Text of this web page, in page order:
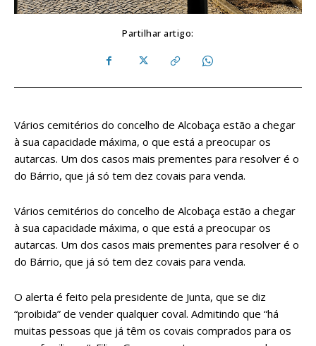
Partilhar artigo:
Vários cemitérios do concelho de Alcobaça estão a chegar
à sua capacidade máxima, o que está a preocupar os
autarcas. Um dos casos mais prementes para resolver é o
do Bárrio, que já só tem dez covais para venda.
Vários cemitérios do concelho de Alcobaça estão a chegar
à sua capacidade máxima, o que está a preocupar os
autarcas. Um dos casos mais prementes para resolver é o
do Bárrio, que já só tem dez covais para venda.
O alerta é feito pela presidente de Junta, que se diz
“proibida” de vender qualquer coval. Admitindo que “há
muitas pessoas que já têm os covais comprados para os